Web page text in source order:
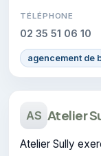
TÉLÉPHONE
02 35 51 06 10
agencement de
AS Atelier
Atelier Sully